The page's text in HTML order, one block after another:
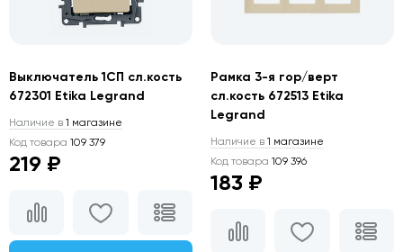
Выключатель 1СП сл.кость
672301 Etika Legrand
Наличие в 1 магазине
Код товара 109 379
219 ₽
Рамка 3-я гор/верт
сл.кость 672513 Etika
Legrand
Наличие в 1 магазине
Код товара 109 396
183 ₽